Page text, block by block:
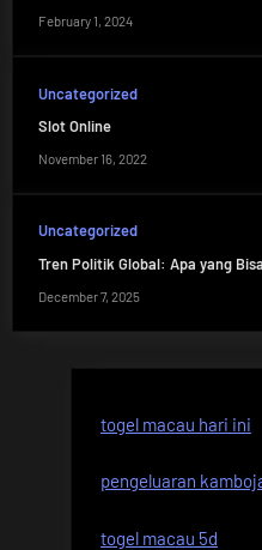
February 1, 2024
Uncategorized
Slot Online
November 16, 2022
Uncategorized
Tren Politik Global: Apa yang
December 7, 2025
togel macau hari ini
pengeluaran
togel macau 5d